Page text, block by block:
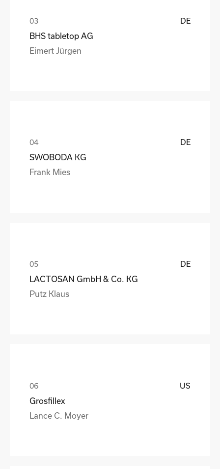
DE
BHS tabletop AG
Eimert Jürgen
DE
SWOBODA KG
Frank Mies
DE
LACTOSAN GmbH & Co. KG
Putz Klaus
US
Grosfillex
Lance C. Moyer